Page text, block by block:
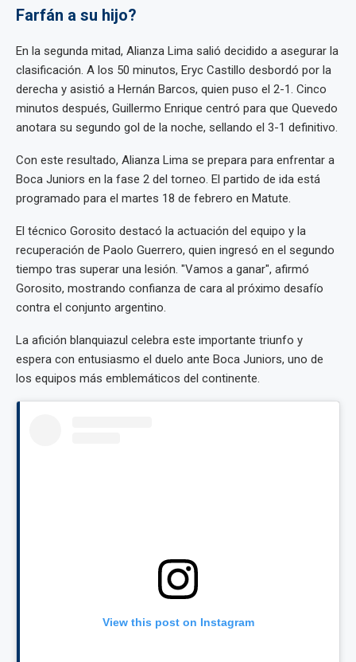
Farfán a su hijo?
En la segunda mitad, Alianza Lima salió decidido a asegurar la
clasificación. A los 50 minutos, Eryc Castillo desbordó por la
derecha y asistió a Hernán Barcos, quien puso el 2-1. Cinco
minutos después, Guillermo Enrique centró para que Quevedo
anotara su segundo gol de la noche, sellando el 3-1 definitivo.
Con este resultado, Alianza Lima se prepara para enfrentar a
Boca Juniors en la fase 2 del torneo. El partido de ida está
programado para el martes 18 de febrero en Matute.
El técnico Gorosito destacó la actuación del equipo y la
recuperación de Paolo Guerrero, quien ingresó en el segundo
tiempo tras superar una lesión. "Vamos a ganar", afirmó
Gorosito, mostrando confianza de cara al próximo desafío
contra el conjunto argentino.
La afición blanquiazul celebra este importante triunfo y
espera con entusiasmo el duelo ante Boca Juniors, uno de
los equipos más emblemáticos del continente.
View this post on Instagram